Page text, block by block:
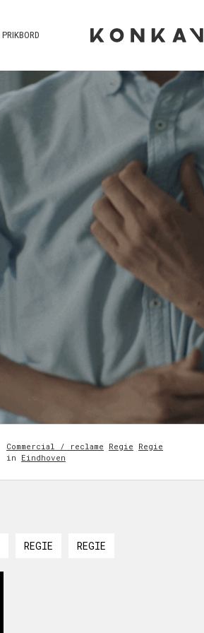
PRIKBORD
Commercial / reclame Regie Regie
in Eindhoven
REGIE REGIE